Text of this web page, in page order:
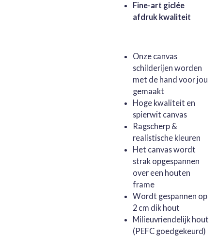
Fine-art giclée
afdruk kwaliteit
Onze canvas
schilderijen worden
met de hand voor jou
gemaakt
Hoge kwaliteit en
spierwit canvas
Ragscherp &
realistische kleuren
Het canvas wordt
strak opgespannen
over een houten
frame
Wordt gespannen op
2 cm dik hout
Milieuvriendelijk hout
(PEFC goedgekeurd)